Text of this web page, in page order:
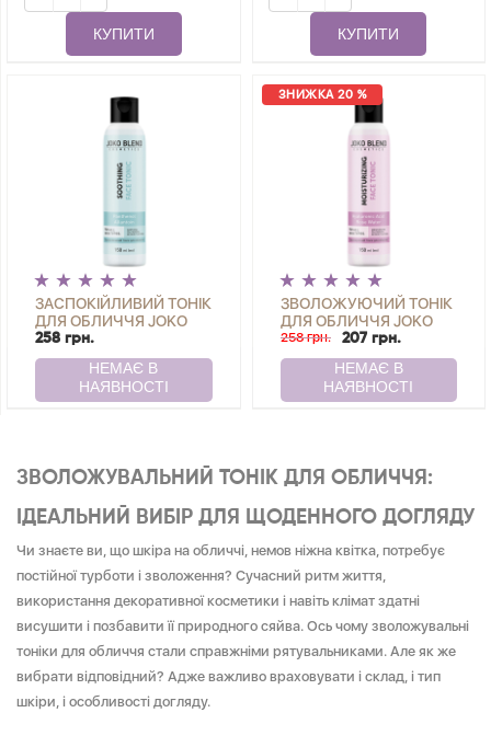
КУПИТИ КУПИТИ
ЗАСПОКІЙЛИВИЙ ТОНІК
ДЛЯ ОБЛИЧЧЯ JOKO
BLEND 150 МЛ
258 грн.
ЗНИЖКА 20 %
ЗВОЛОЖУЮЧИЙ ТОНІК
ДЛЯ ОБЛИЧЧЯ JOKO
BLEND 150 МЛ
258 грн. 207 грн.
ЗВОЛОЖУВАЛЬНИЙ ТОНІК ДЛЯ ОБЛИЧЧЯ:
ІДЕАЛЬНИЙ ВИБІР ДЛЯ ЩОДЕННОГО ДОГЛЯДУ
Чи знаєте ви, що шкіра на обличчі, немов ніжна квітка, потребує
постійної турботи і зволоження? Сучасний ритм життя,
використання декоративної косметики і навіть клімат здатні
висушити і позбавити її природного сяйва. Ось чому зволожувальні
тоніки для обличчя стали справжніми рятувальниками. Але як же
вибрати відповідний? Адже важливо враховувати і склад, і тип
шкіри, і особливості догляду.